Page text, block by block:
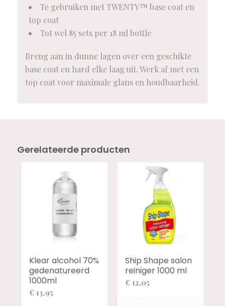
Te gebruiken met TWENTY™ base coat en
top coat
Tot wel 85 sets per 18 ml bottle
Breng aan in dunne lagen over een geschikte
base coat en hard elke laag uit. Werk af met een
top coat voor maximale glans en houdbaarheid.
Gerelateerde producten
Klear alcohol 70%
gedenatureerd
1000ml
€ 13,95
Ship Shape salon
reiniger 1000 ml
€ 12,05